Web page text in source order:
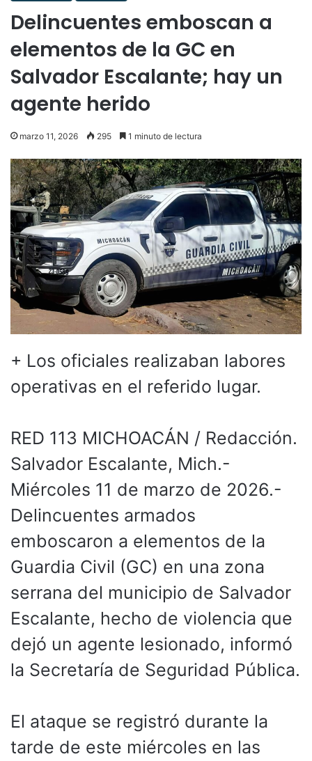
Delincuentes emboscan a
elementos de la GC en
Salvador Escalante; hay un
agente herido
marzo 11, 2026 295 1 minuto de lectura
+ Los oficiales realizaban labores
operativas en el referido lugar.
RED 113 MICHOACÁN / Redacción.
Salvador Escalante, Mich.-
Miércoles 11 de marzo de 2026.-
Delincuentes armados
emboscaron a elementos de la
Guardia Civil (GC) en una zona
serrana del municipio de Salvador
Escalante, hecho de violencia que
dejó un agente lesionado, informó
la Secretaría de Seguridad Pública.
El ataque se registró durante la
tarde de este miércoles en las